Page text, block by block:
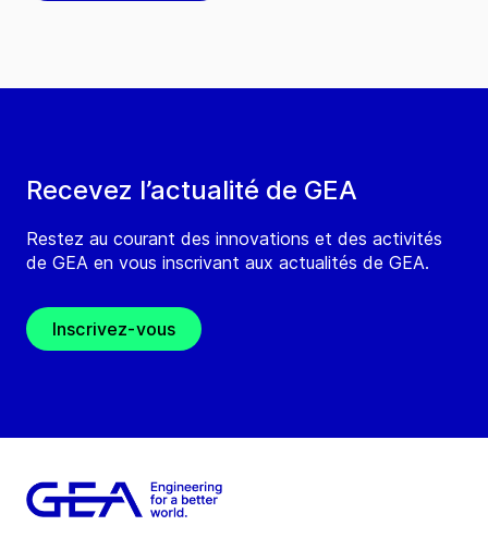
Recevez l’actualité de GEA
Restez au courant des innovations et des activités
de GEA en vous inscrivant aux actualités de GEA.
Inscrivez-vous